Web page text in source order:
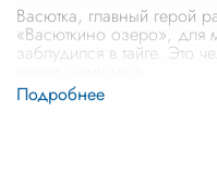
Васютка, главный герой
«Васюткино озеро», для
заблудился в тайге. Это